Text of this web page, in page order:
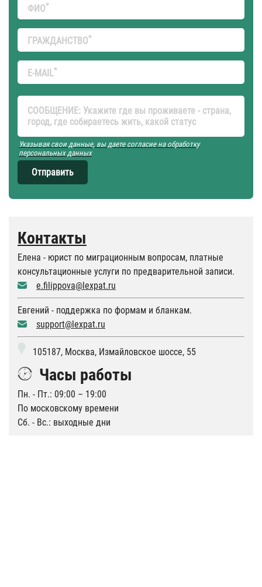
ФИО*
ГРАЖДАНСТВО*
E-MAIL*
СООБЩЕНИЕ: Укажите где вы проживаете - страна,
город, где собираетесь жить, какой статус
Указывая свои данные, вы даете согласие на обработку
персональных данных
Отправить
Контакты
Елена - юрист по миграционным вопросам, платные
консультационные услуги по предварительной записи.
e.filippova@lexpat.ru
Евгений - поддержка по формам и бланкам.
support@lexpat.ru
105187, Москва, Измайловское шоссе, 55
Часы работы
Пн. - Пт.: 09:00 – 19:00
По московскому времени
Сб. - Вс.: выходные дни